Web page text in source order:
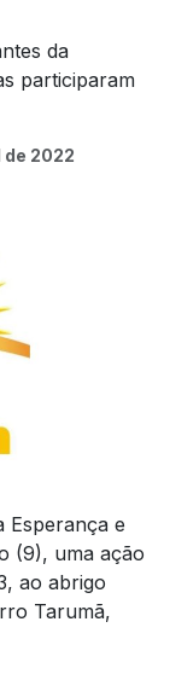
da
participaram
de 2022
Esperança e
(9), uma ação
ao abrigo
Tarumã,